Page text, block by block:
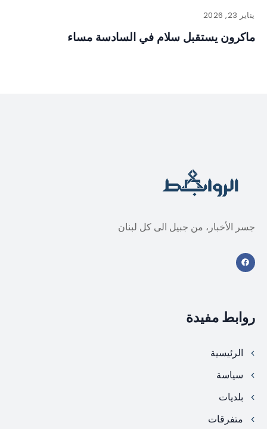
يناير 23, 2026
ماكرون يستقبل سلام في السادسة مساء
جسر الأخبار، من جبيل الى كل لبنان
روابط مفيدة
الرئيسية
سياسة
بلديات
متفرقات